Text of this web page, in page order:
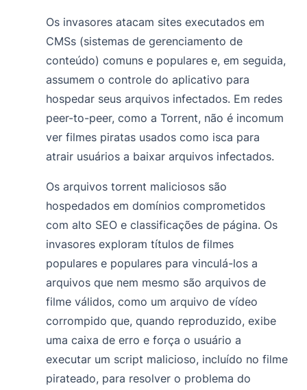
Os invasores atacam sites executados em
CMSs (sistemas de gerenciamento de
conteúdo) comuns e populares e, em seguida,
assumem o controle do aplicativo para
hospedar seus arquivos infectados. Em redes
peer-to-peer, como a Torrent, não é incomum
ver filmes piratas usados como isca para
atrair usuários a baixar arquivos infectados.
Os arquivos torrent maliciosos são
hospedados em domínios comprometidos
com alto SEO e classificações de página. Os
invasores exploram títulos de filmes
populares e populares para vinculá-los a
arquivos que nem mesmo são arquivos de
filme válidos, como um arquivo de vídeo
corrompido que, quando reproduzido, exibe
uma caixa de erro e força o usuário a
executar um script malicioso, incluído no filme
pirateado, para resolver o problema do